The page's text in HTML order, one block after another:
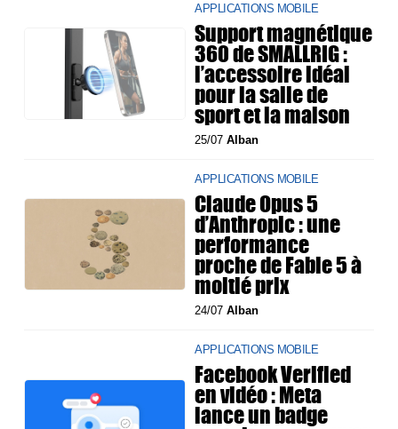
APPLICATIONS MOBILE
Support magnétique
360 de SMALLRIG :
l’accessoire idéal
pour la salle de
sport et la maison
25/07Alban
APPLICATIONS MOBILE
Claude Opus 5
d’Anthropic : une
performance
proche de Fable 5 à
moitié prix
24/07Alban
APPLICATIONS MOBILE
Facebook Verified
en vidéo : Meta
lance un badge